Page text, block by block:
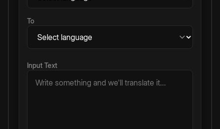
To
Input Text